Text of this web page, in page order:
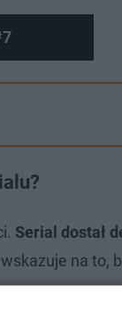
Serial dostał
na to,